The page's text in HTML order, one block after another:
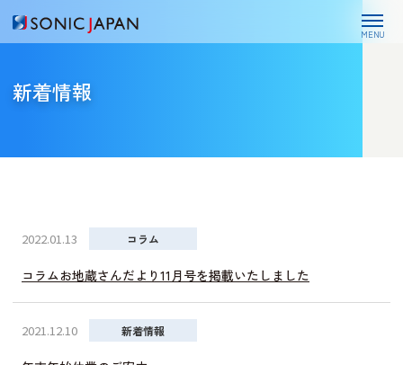
MENU
新着情報
2022.01.13 コラム
コラムお地蔵さんだより11月号を掲載いたしました
2021.12.10 新着情報